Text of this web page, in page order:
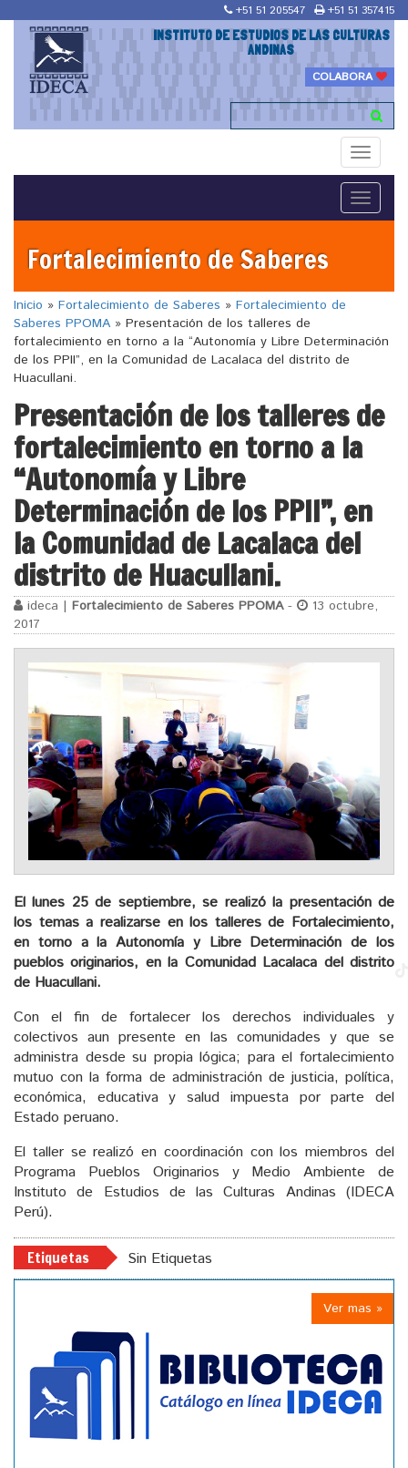
+51 51 205547 +51 51 357415
INSTITUTO DE ESTUDIOS DE LAS CULTURAS
ANDINAS
COLABORA
Toggle
Toggle
Fortalecimiento de Saberes
Inicio » Fortalecimiento de Saberes » Fortalecimiento de
Saberes PPOMA » Presentación de los talleres de
fortalecimiento en torno a la “Autonomía y Libre Determinación
de los PPII”, en la Comunidad de Lacalaca del distrito de
Huacullani.
Presentación de los talleres de
fortalecimiento en torno a la
“Autonomía y Libre
Determinación de los PPII”, en
la Comunidad de Lacalaca del
distrito de Huacullani.
ideca | Fortalecimiento de Saberes PPOMA-
13 octubre,
2017
El lunes 25 de septiembre, se realizó la presentación de
los temas a realizarse en los talleres de Fortalecimiento,
en torno a la Autonomía y Libre Determinación de los
pueblos originarios, en la Comunidad Lacalaca del distrito
de Huacullani.
Con el fin de fortalecer los derechos individuales y
colectivos aun presente en las comunidades y que se
administra desde su propia lógica; para el fortalecimiento
mutuo con la forma de administración de justicia, política,
económica, educativa y salud impuesta por parte del
Estado peruano.
El taller se realizó en coordinación con los miembros del
Programa Pueblos Originarios y Medio Ambiente de
Instituto de Estudios de las Culturas Andinas (IDECA
Perú).
Etiquetas Sin Etiquetas
Ver mas »